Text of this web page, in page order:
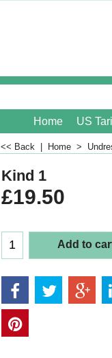
Home US
<< Back Home >
Kind 1
£19.50
Add to